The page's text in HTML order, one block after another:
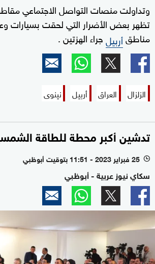
وتداولت منصات التواصل الاجتماعي
تظهر بعض الأضرار التي لحقت
مناطقأربيلجراء الهزتين .
الزلزال العراق أربيل نينوى
تدشين أكبر محطة للطاقة
l 25 فبراير 2023 - 11:51 بتوقيت أبوظبي
سكاي نيوز عربية - أبوظبي